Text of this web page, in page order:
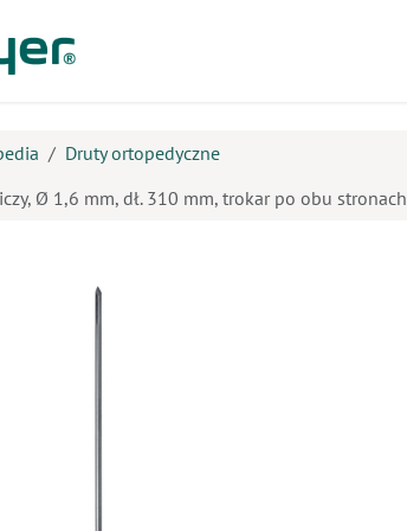
Druty ortopedyczne
Ø 1,6 mm, dł. 310 mm, trokar po obu stronach